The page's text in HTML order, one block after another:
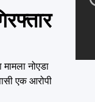
नोएडा
एक आरोपी